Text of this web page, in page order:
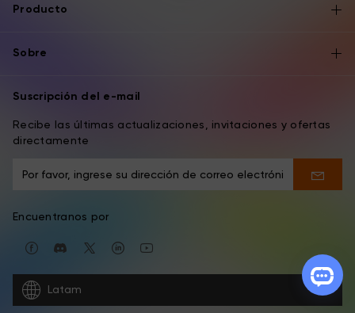
Producto
Sobre
Suscripción del e-mail
Recibe las últimas actualizaciones, invitaciones y ofertas
directamente
Encuentranos por
Latam